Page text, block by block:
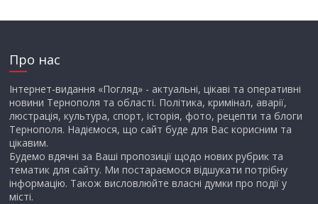
Про нас
Інтернет-видання «Погляд» - актуальні, цікаві та оперативні
новини Тернополя та області. Політика, кримінал, аварії,
люстрація, культура, спорт, історія, фото, рецепти та блоги
Тернополя. Надіємося, що сайт буде для Вас корисним та
цікавим.
Будемо вдячні за Ваші пропозиції щодо нових рубрик та
тематик для сайту. Ми постараємося відшукати потрібну
інформацію. Також висловлюйте власні думки про події у
місті.